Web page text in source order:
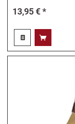
13,95 € *